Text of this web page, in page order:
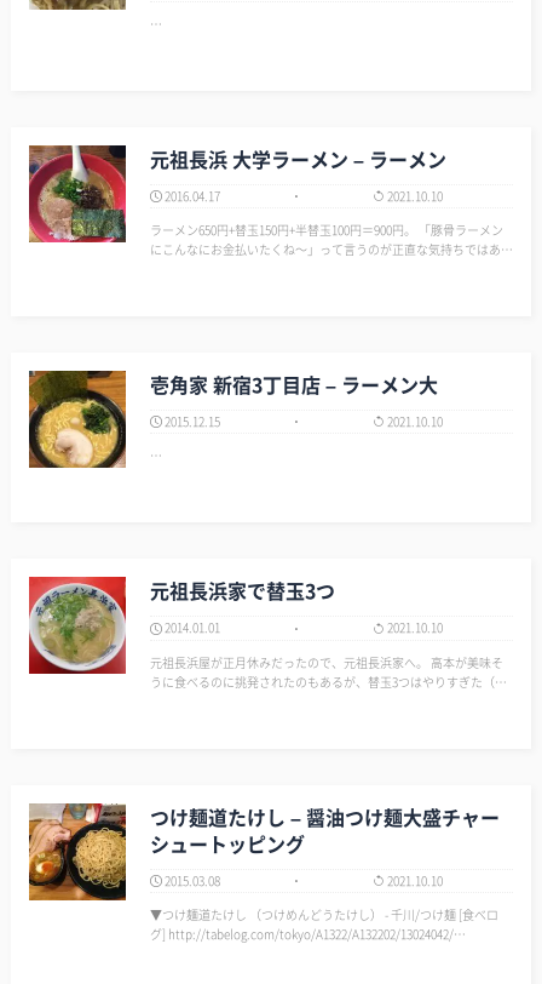
…
元祖長浜 大学ラーメン – ラーメン
2016.04.17
2021.10.10
ラーメン650円+替玉150円+半替玉100円＝900円。 「豚骨ラーメン
にこんなにお金払いたくね～」って言うのが正直な気持ちではある
壱角家 新宿3丁目店 – ラーメン大
2015.12.15
2021.10.10
…
元祖長浜家で替玉3つ
2014.01.01
2021.10.10
元祖長浜屋が正月休みだったので、元祖長浜家へ。 高本が美味そ
うに食べるのに挑発されたのもあるが、替玉3つはやりすぎた（；
つけ麺道たけし – 醤油つけ麺大盛チャー
シュートッピング
2015.03.08
2021.10.10
▼つけ麺道たけし （つけめんどうたけし） - 千川/つけ麺 [食べロ
グ] http://tabelog.com/tokyo/A1322/A132202/13024042/…